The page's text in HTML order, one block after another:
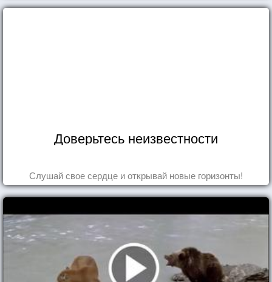
Доверьтесь неизвестности
Слушай свое сердце и открывай новые горизонты!